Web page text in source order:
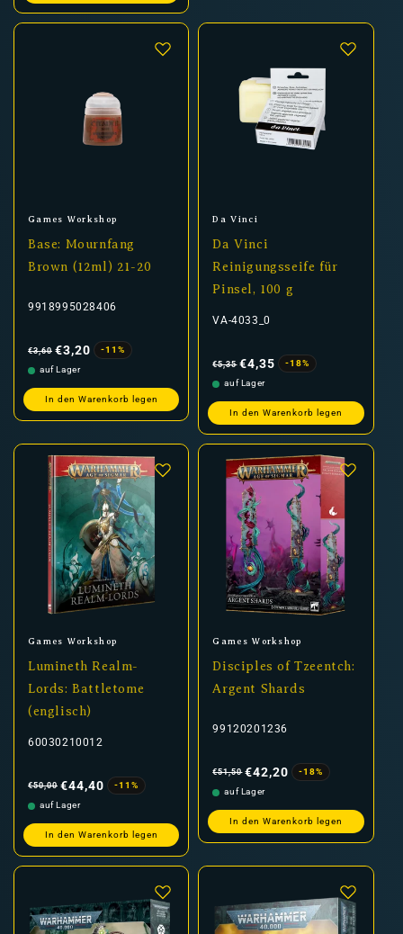
Anbieter:
Games Workshop
Base: Mournfang
Brown (12ml) 21-20
9918995028406
Preis
€3,60 €3,20
-11%
auf Lager
In den Warenkorb legen
Anbieter:
Da Vinci
Da Vinci
Reinigungsseife für
Pinsel, 100 g
VA-4033_0
Preis
€5,35 €4,35
-18%
auf Lager
In den Warenkorb legen
Anbieter:
Games Workshop
Lumineth Realm-
Lords: Battletome
(englisch)
60030210012
Preis
€50,00 €44,40
-11%
auf Lager
In den Warenkorb legen
Anbieter:
Games Workshop
Disciples of Tzeentch:
Argent Shards
99120201236
Preis
€51,50 €42,20
-18%
auf Lager
In den Warenkorb legen